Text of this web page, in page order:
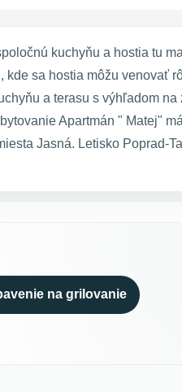
kuchyňu a hostia tu
sa hostia môžu venovať
a terasu s výhľadom na
Apartmán " Matej"
Jasná. Letisko Poprad-
na grilovanie